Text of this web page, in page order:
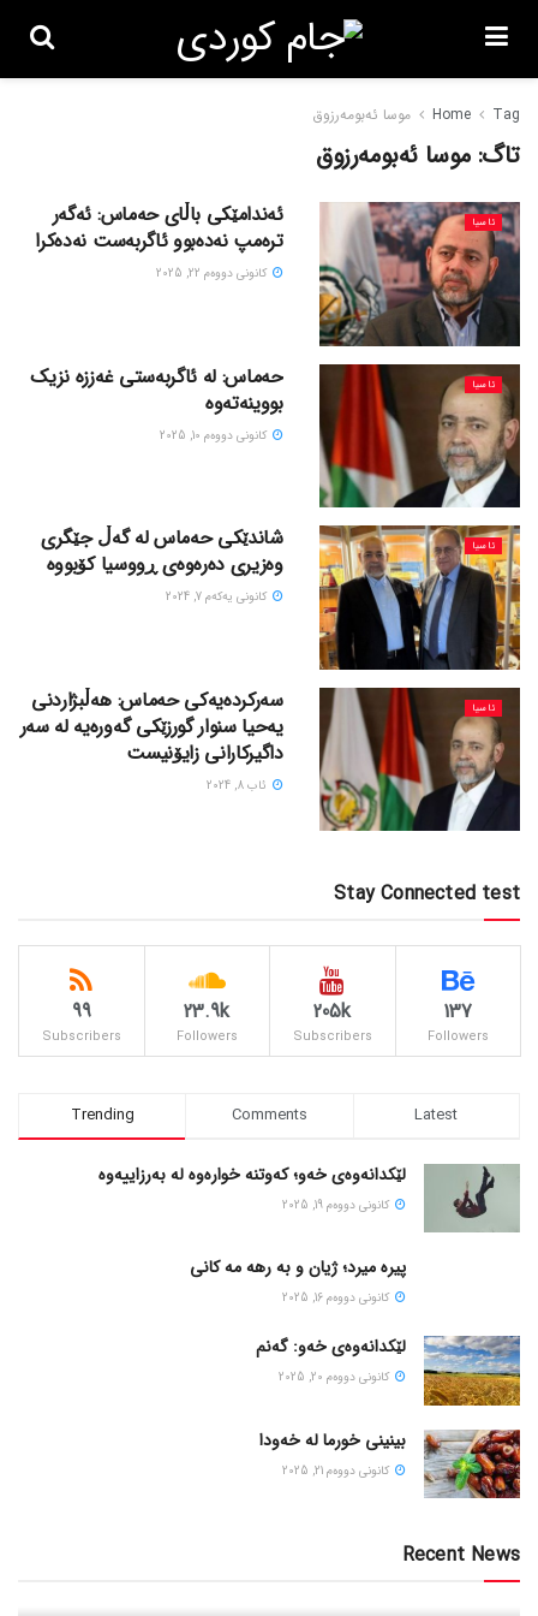
Home Tag موسا ئەبومەرزوق
تاگ: موسا ئەبومەرزوق
ئاسیا
ئەندامێکی باڵای حەماس: ئەگەر
ترەمپ نەدەبوو ئاگربەست نەدەکرا
كانونی دووه‌م 22, 2025
ئاسیا
حەماس: لە ئاگربەستی غەززە نزیک
بووینەتەوە
كانونی دووه‌م 10, 2025
ئاسیا
شاندێکی حەماس لە گەڵ جێگری
وەزیری دەرەوەی ڕووسیا کۆبووە
كانونی یه‌كه‌م 7, 2024
ئاسیا
سەرکردەیەکی حەماس: هەڵبژاردنی
یەحیا سنوار گورزێکی گەورەیە لە سەر
داگیرکارانی زایۆنیست
ئاب 8, 2024
Stay Connected test
137
Followers
205k
Subscribers
23.9k
Followers
99
Subscribers
Trending Comments Latest
لێکدانەوەی خەو؛ کەوتنە خوارەوە لە بەرزاییەوە
كانونی دووه‌م 19, 2025
پیره میرد؛ ژیان و به رهه مه کانی
كانونی دووه‌م 16, 2025
لێکدانەوەی خەو: گەنم
كانونی دووه‌م 20, 2025
بینینی خورما لە خەودا
كانونی دووه‌م 21, 2025
Recent News